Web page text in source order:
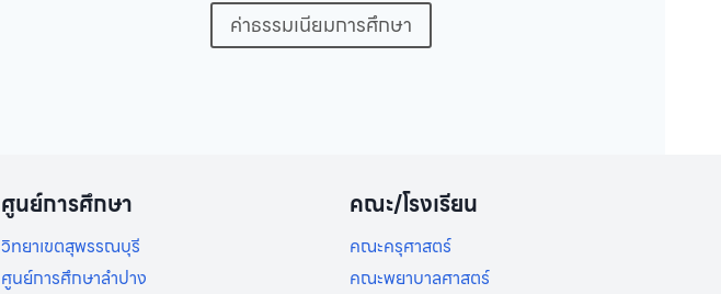
ค่าธรรมเนียมการศึกษา
ศูนย์การศึกษา
วิทยาเขตสุพรรณบุรี
ศูนย์การศึกษาลำปาง
คณะ/โรงเรียน
คณะครุศาสตร์
คณะพยาบาลศาสตร์